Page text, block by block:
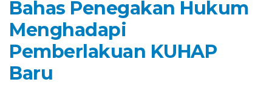
Bahas Penegakan Hukum
Menghadapi
Pemberlakuan KUHAP
Baru